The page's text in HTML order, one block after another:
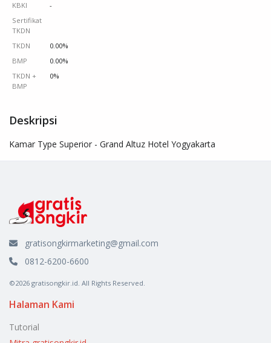
KBKI
-
Sertifikat
TKDN
TKDN
0.00%
BMP
0.00%
TKDN +
BMP
0%
Deskripsi
Kamar Type Superior - Grand Altuz Hotel Yogyakarta
gratisongkirmarketing@gmail.com
0812-6200-6600
©2026 gratisongkir.id. All Rights Reserved.
Halaman Kami
Tutorial